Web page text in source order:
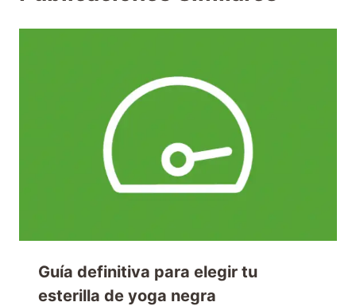
Guía definitiva para elegir tu
esterilla de yoga negra